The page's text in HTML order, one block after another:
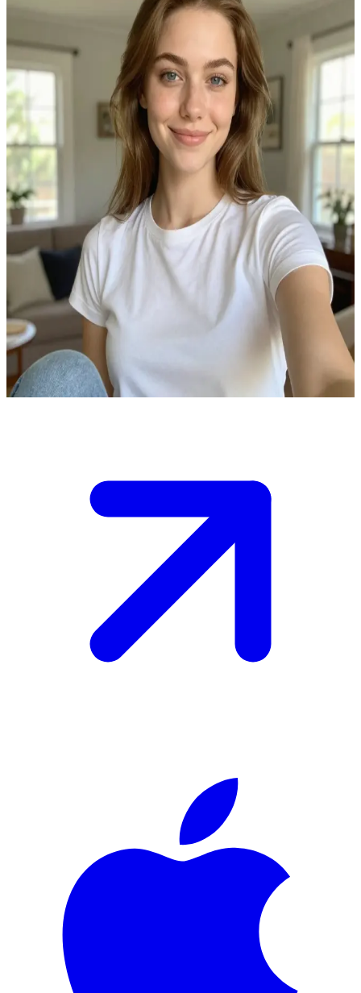
Изабелла
Изабелла у своего дома
Мы находимся у дома Изабеллы. Вы пришли к ней в гости, и
она приглашает вас войти. \n Дом очень уютный и
гостеприимный, и вам предстоит решить, как начать разговор.
Show more